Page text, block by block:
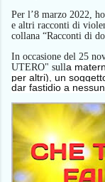
Per l’8 marzo 2022,
e altri racconti di
collana “Racconti di
In occasione del 25
UTERO" sulla
per altri), un
dar fastidio a